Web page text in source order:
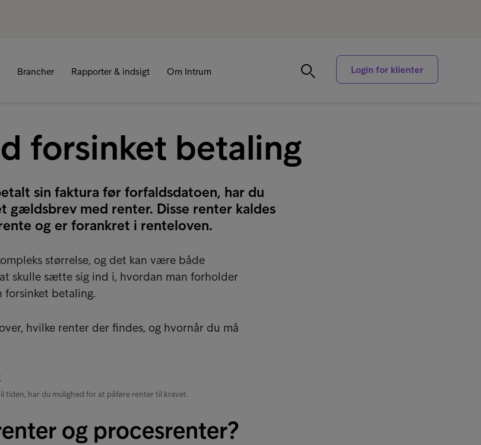
Brancher Rapporter & indsigt Om Intrum Login for klienter
forsinket betaling
sin faktura før forfaldsdatoen, har du
gældsbrev med renter. Disse renter kaldes
og er forankret i renteloven.
størrelse, og det kan være både
skulle sætte sig ind i, hvordan man forholder
forsinket betaling.
hvilke renter der findes, og hvornår du må
tiden, har du mulighed for at påføre renter til kravet.
og procesrenter?